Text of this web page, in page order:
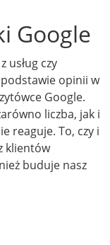
Google
usług czy
opinii w
Google.
liczba, jak i
reaguje. To, czy i
klientów
buduje nasz